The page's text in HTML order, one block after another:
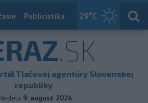
29°C
Publicistika Slovensko
.SK
Tlačovej agentúry Slovenskej
republiky
9. august 2026